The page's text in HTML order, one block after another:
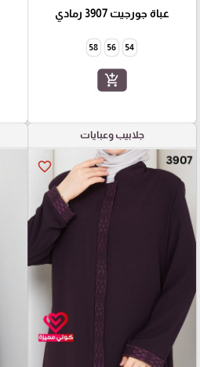
عباة جورجيت 3907 رمادي
54
56
58
add_shopping_cart
جلابيب وعبايات
favorite_border